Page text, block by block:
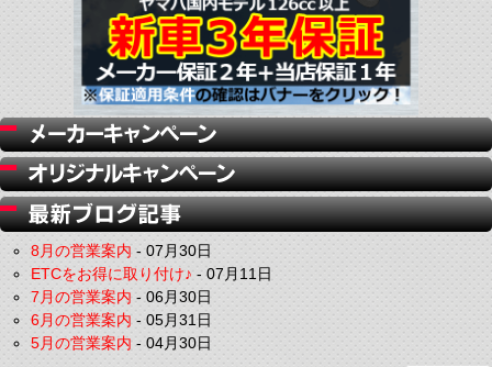
8月の営業案内-07月30日
ETCをお得に取り付け♪-07月11日
7月の営業案内-06月30日
6月の営業案内-05月31日
5月の営業案内-04月30日